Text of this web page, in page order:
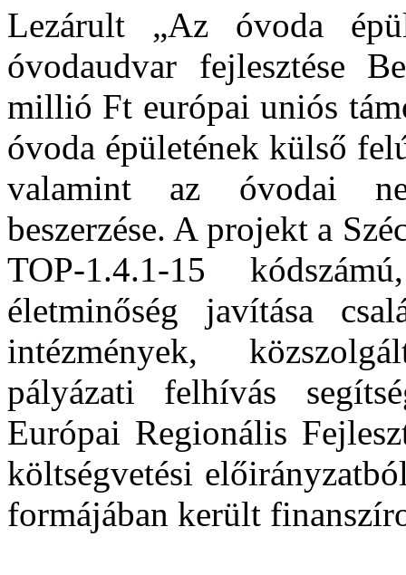
Lezárult „Az óvoda
óvodaudvar fejlesztése
millió Ft európai uniós
óvoda épületének külső
valamint az óvodai
beszerzése. A projekt a
TOP-1.4.1-15
életminőség javítása
intézmények,
pályázati felhívás
Európai Regionális
költségvetési
formájában került